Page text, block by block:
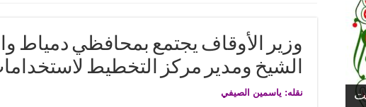
وزير الأوقاف يجتمع بمحافظي دمياط
الشيخ ومدير مركز التخطيط
نقله: ياسمين الصيفي